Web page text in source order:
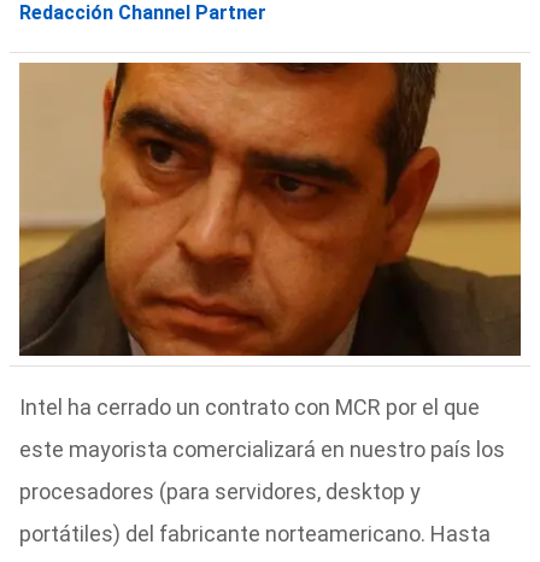
Redacción Channel Partner
Intel ha cerrado un contrato con MCR por el que
este mayorista comercializará en nuestro país los
procesadores (para servidores, desktop y
portátiles) del fabricante norteamericano. Hasta